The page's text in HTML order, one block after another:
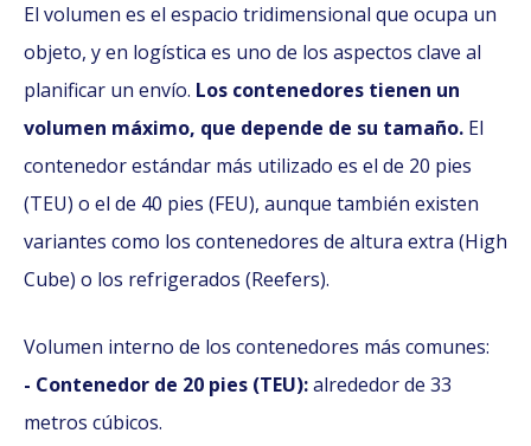
El volumen es el espacio tridimensional que ocupa un
objeto, y en logística es uno de los aspectos clave al
planificar un envío. Los contenedores tienen un
volumen máximo, que depende de su tamaño. El
contenedor estándar más utilizado es el de 20 pies
(TEU) o el de 40 pies (FEU), aunque también existen
variantes como los contenedores de altura extra (High
Cube) o los refrigerados (Reefers).
Volumen interno de los contenedores más comunes:
- Contenedor de 20 pies (TEU):alrededor de 33
metros cúbicos.